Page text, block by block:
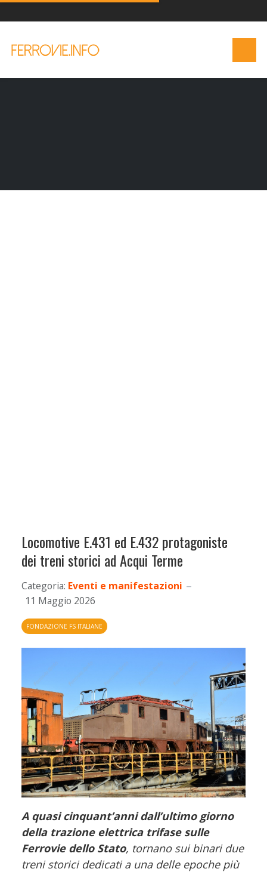
Locomotive E.431 ed E.432 protagoniste
dei treni storici ad Acqui Terme
Categoria: Eventi e manifestazioni
11 Maggio 2026
FONDAZIONE FS ITALIANE
A quasi cinquant’anni dall’ultimo giorno
della trazione elettrica trifase sulle
Ferrovie dello Stato, tornano sui binari due
treni storici dedicati a una delle epoche più